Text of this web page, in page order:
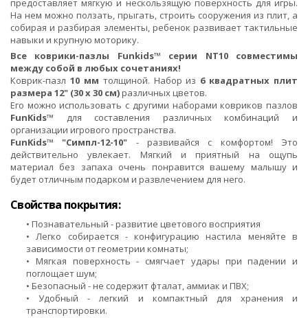
предоставляет мягкую и нескользящую поверхность для игры.
На нем можно ползать, прыгать, строить сооружения из плит, а
собирая и разбирая элементы, ребенок развивает тактильные
навыки и крупную моторику.
Все коврики-пазлы Funkids™ серии NT10 совместимы
между собой в любых сочетаниях!
Коврик-пазл 10 мм толщиной. Набор из 6 квадратных плит
размера 12" (30 х 30 см)различных цветов.
Его можно использовать с другими наборами ковриков пазлов
FunKids™ для составления различных комбинаций и
организации игрового пространства.
FunKids™ "Симпл-12-10" - развивайся с комфортом! Это
действительно увлекает. Мягкий и приятный на ощупь
материал без запаха очень понравится вашему малышу и
будет отличным подарком и развлечением для него.
Свойства покрытия:
• Познавательный - развитие цветового восприятия
• Легко собирается - конфигурацию настила меняйте в
зависимости от геометрии комнаты;
• Мягкая поверхность - смягчает удары при падении и
поглощает шум;
• Безопасный - не содержит фталат, аммиак и ПВХ;
• Удобный - легкий и компактный для хранения и
транспортировки.